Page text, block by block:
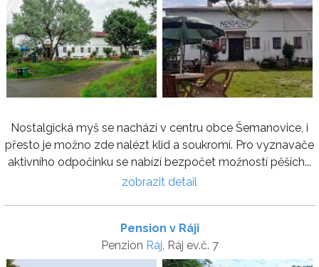
Nostalgická myš se nachází v centru obce Šemanovice, i
přesto je možno zde nalézt klid a soukromí. Pro vyznavače
aktivního odpočinku se nabízí bezpočet možností pěších...
zobrazit detail
Pension v Ráji
Penzion Ráj , Ráj ev.č. 7